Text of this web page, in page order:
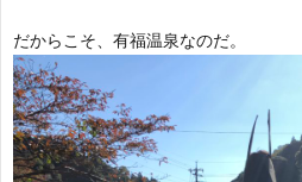
だからこそ、有福温泉なのだ。